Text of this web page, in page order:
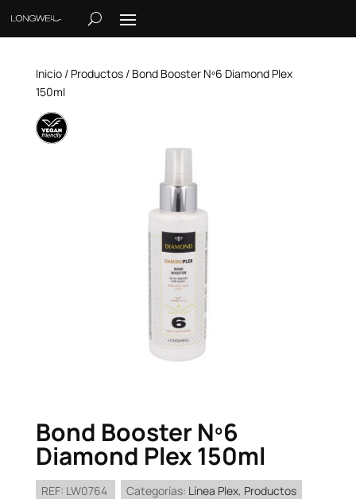
Inicio/ Productos/ Bond Booster Nº6 Diamond Plex
150ml
Bond Booster Nº6
Diamond Plex 150ml
REF: LW0764 Categorías: Línea Plex, Productos